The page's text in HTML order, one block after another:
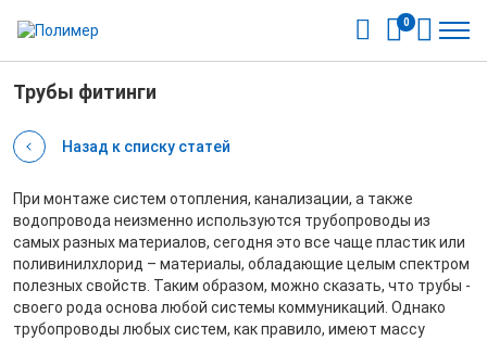
0
Трубы фитинги
Назад к списку статей
При монтаже систем отопления, канализации, а также
водопровода неизменно используются трубопроводы из
самых разных материалов, сегодня это все чаще пластик или
поливинилхлорид – материалы, обладающие целым спектром
полезных свойств. Таким образом, можно сказать, что трубы -
своего рода основа любой системы коммуникаций. Однако
трубопроводы любых систем, как правило, имеют массу